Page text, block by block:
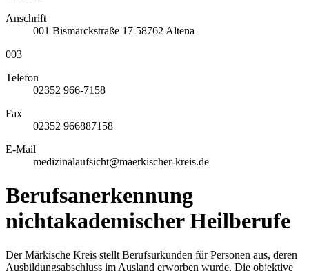
Anschrift
001 Bismarckstraße 17 58762 Altena
003
Telefon
02352 966-7158
Fax
02352 966887158
E-Mail
medizinalaufsicht@maerkischer-kreis.de
Berufsanerkennung
nichtakademischer Heilberufe
Der Märkische Kreis stellt Berufsurkunden für Personen aus, deren
Ausbildungsabschluss im Ausland erworben wurde. Die objektive